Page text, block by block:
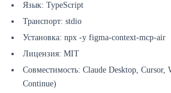
Язык: TypeScript
Транспорт: stdio
Установка: npx -y figma-context-mcp-air
Лицензия: MIT
Совместимость: Claude Desktop,
Continue)